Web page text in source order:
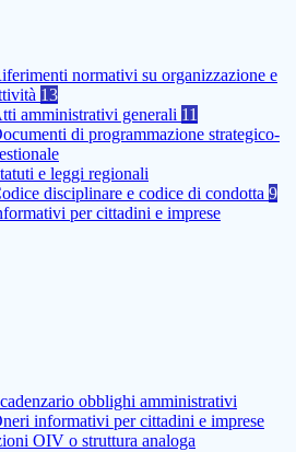
normativi su organizzazione e
13
amministrativi generali 11
di programmazione strategico-
e leggi regionali
disciplinare e codice di condotta 9
per cittadini e imprese
obblighi amministrativi
informativi per cittadini e imprese
OIV o struttura analoga